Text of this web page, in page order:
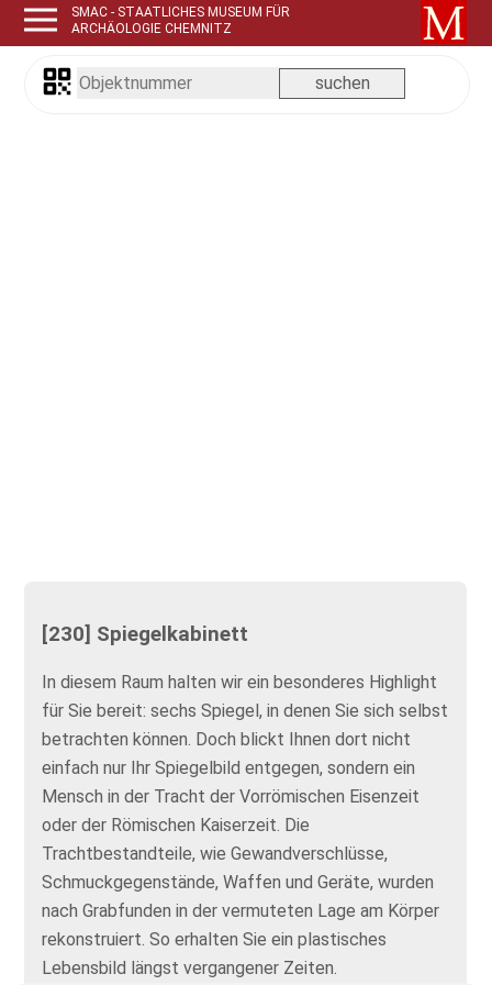
SMAC - STAATLICHES MUSEUM FÜR
ARCHÄOLOGIE CHEMNITZ
[230] Spiegelkabinett
In diesem Raum halten wir ein besonderes Highlight
für Sie bereit: sechs Spiegel, in denen Sie sich selbst
betrachten können. Doch blickt Ihnen dort nicht
einfach nur Ihr Spiegelbild entgegen, sondern ein
Mensch in der Tracht der Vorrömischen Eisenzeit
oder der Römischen Kaiserzeit. Die
Trachtbestandteile, wie Gewandverschlüsse,
Schmuckgegenstände, Waffen und Geräte, wurden
nach Grabfunden in der vermuteten Lage am Körper
rekonstruiert. So erhalten Sie ein plastisches
Lebensbild längst vergangener Zeiten.